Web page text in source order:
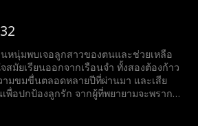
หนุ่มพบเจอลูกสาวของตนและช่วยเหลือ
สมัยเรียนออกจากเรือนจำ ทั้งสองต้องก้าว
มขมขื่นตลอดหลายปีที่ผ่านมา และเสีย
พื่อปกป้องลูกรัก จากผู้ที่พยายามจะพราก